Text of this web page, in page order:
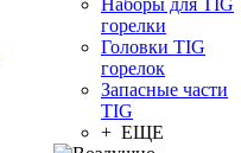
Наборы для TIG
горелки
Головки TIG
горелок
Запасные части
TIG
+ ЕЩЕ